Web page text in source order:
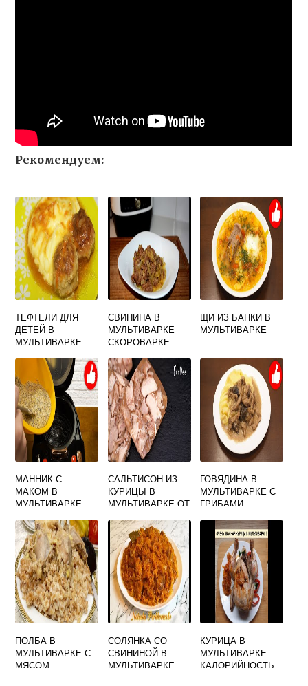
Рекомендуем:
ТЕФТЕЛИ ДЛЯ
ДЕТЕЙ В
МУЛЬТИВАРКЕ
СВИНИНА В
МУЛЬТИВАРКЕ
СКОРОВАРКЕ
ЩИ ИЗ БАНКИ В
МУЛЬТИВАРКЕ
МАННИК С
МАКОМ В
МУЛЬТИВАРКЕ
САЛЬТИСОН ИЗ
КУРИЦЫ В
МУЛЬТИВАРКЕ ОТ
КАЛИНИНОЙ
ГОВЯДИНА В
МУЛЬТИВАРКЕ С
ГРИБАМИ
ПОЛБА В
МУЛЬТИВАРКЕ С
МЯСОМ
СОЛЯНКА СО
СВИНИНОЙ В
МУЛЬТИВАРКЕ
КУРИЦА В
МУЛЬТИВАРКЕ
КАЛОРИЙНОСТЬ